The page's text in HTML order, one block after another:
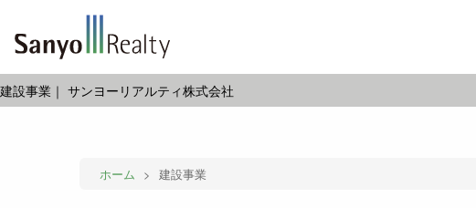
建設事業｜ サンヨーリアルティ株式会社
ホーム > 建設事業